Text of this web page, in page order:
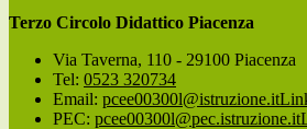
Terzo Circolo Didattico Piacenza
Via Taverna, 110 - 29100 Piacenza
Tel: 0523 320734
Email: pcee00300l@istruzione.it
PEC: pcee00300l@pec.istruzione.it